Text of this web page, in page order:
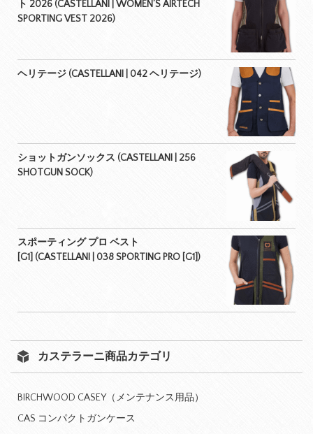
ト 2026 (CASTELLANI | WOMEN’S AIRTECH
SPORTING VEST 2026)
ヘリテージ (CASTELLANI | 042 ヘリテージ)
ショットガンソックス (CASTELLANI | 256
SHOTGUN SOCK)
スポーティング プロ ベスト
[G1] (CASTELLANI | 038 SPORTING PRO [G1])
カステラーニ商品カテゴリ
BIRCHWOOD CASEY（メンテナンス用品）
CAS コンパクトガンケース